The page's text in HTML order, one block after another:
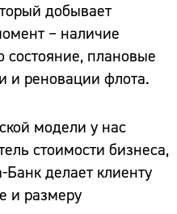
добывает
– наличие
состояние, плановые
и реновации флота.
модели у нас
стоимости бизнеса,
Банк делает клиенту
и размеру